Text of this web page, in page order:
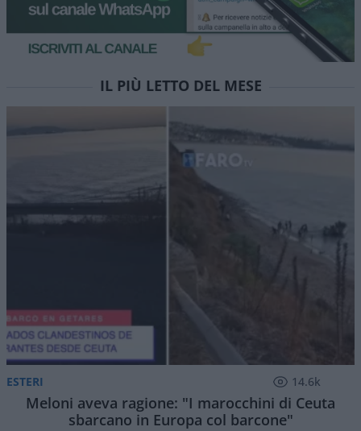
IL PIÙ LETTO DEL MESE
ESTERI 14.6k
Meloni aveva ragione: "I marocchini di Ceuta
sbarcano in Europa col barcone"